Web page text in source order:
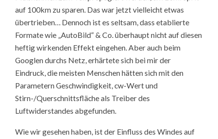
auf 100km zu sparen. Das war jetzt vielleicht etwas
übertrieben… Dennoch ist es seltsam, dass etablierte
Formate wie „AutoBild“ & Co. überhaupt nicht auf diesen
heftig wirkenden Effekt eingehen. Aber auch beim
Googlen durchs Netz, erhärtete sich bei mir der
Eindruck, die meisten Menschen hätten sich mit den
Parametern Geschwindigkeit, cw-Wert und
Stirn-/Querschnittsfläche als Treiber des
Luftwiderstandes abgefunden.
Wie wir gesehen haben, ist der Einfluss des Windes auf